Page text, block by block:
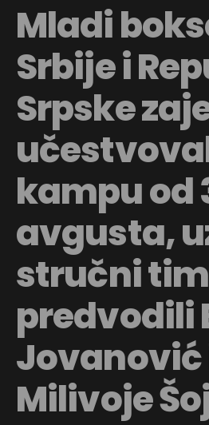
Mladi
Srbije i
Srpske
kampu od
avgusta,
stručni
predvodili
Jovanović
Milivoje